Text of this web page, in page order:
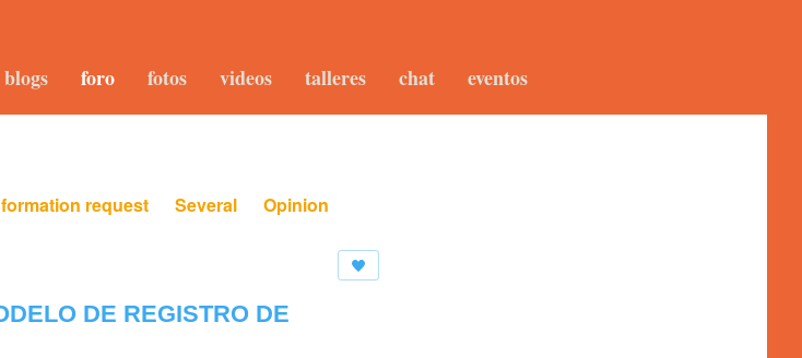
blogs foro fotos videos talleres chat eventos
request Several Opinion
DE REGISTRO DE